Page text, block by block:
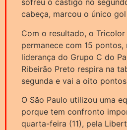
sofreu o castigo no
cabeça, marcou o único
Com o resultado, o
permanece com 15 pontos,
liderança do Grupo C do
Ribeirão Preto respira na
segunda e vai a oito
O São Paulo utilizou uma
porque tem confronto
quarta-feira (11), pela